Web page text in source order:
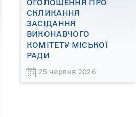
ОГОЛОШЕННЯ ПРО
СКЛИКАННЯ
ЗАСІДАННЯ
ВИКОНАВЧОГО
КОМІТЕТУ МІСЬКОЇ
РАДИ
25 червня 2026